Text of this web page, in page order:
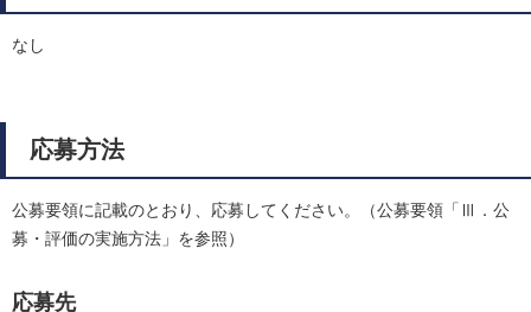
なし
応募方法
公募要領に記載のとおり、応募してください。（公募要領「Ⅲ．公
募・評価の実施方法」を参照）
応募先